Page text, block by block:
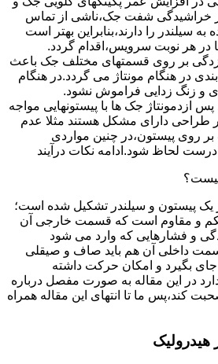
خراشیدگی شفت جک،ناشی از تماس
سیلندر را دارند،بنابراین بهتر است
در هر نوبت سرویس،اقدام گردد.
زدگی بر روی قسمتهای مختلف جک باعث
در هنگام مونتاژ می گردد.در هنگام
و زنگ زدایی فراموش نشود.
ازدمونتاژ جک ها با پیستونهایی مواجه
طراحی دارای مشکل هستند مثلا عدم
بر روی پیستون،در چنین مواردی
لحاظ شود.ادامه نکات درآیند
یک پیستون و سیلندر تشکیل شده است؛
و مقاوم است که قسمت خارجی آن
و فشارهایی که وارد می شود
داخلی آن هم باید صاف و صیقلی
بگیرد و امکان حرکت داشته
در این مقاله به صورت مفصل درباره
کند،پس ما تا انتهای این مقاله همراه
هیدرولیک